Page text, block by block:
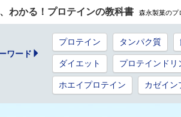
わかる！プロテインの教科書 森永製菓のプ
ワード
プロテイン タンパク質
ダイエット プロテインドリ
ホエイプロテイン カゼイン